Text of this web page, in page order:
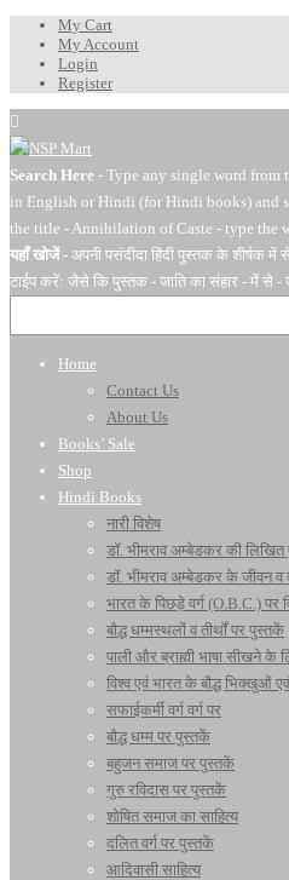
My Cart
My Account
Login
Register
Search Here - Type any single word from
in English or Hindi (for Hindi books) and
the title - Annihilation of Caste - type the
यहाँ खोजें- अपनी पसंदीदा हिंदी पुस्तक के शीर्षक में
टाईप करें: जैसे कि पुस्तक - जाति का संहार - में से -
Home
Contact Us
About Us
Books’ Sale
Shop
Hindi Books
नारी विशेष
डॉ. भीमराव अम्बेडकर की
डॉ. भीमराव अम्बेडकर के जीवन व
भारत के पिछड़े वर्ग (O.B.C.) पर
बौद्ध धम्मस्थलों व तीर्थों पर पुस्तकें
पाली और ब्राह्मी भाषा सीखने
विश्व एवं भारत के बौद्ध भिक्खुओं
सफाईकर्मी वर्ग वर्ग पर
बौद्ध धम्म पर पुस्तकें
बहुजन समाज पर पुस्तकें
गुरु रविदास पर पुस्तकें
शोषित समाज का साहित्य
दलित वर्ग पर पुस्तकें
आदिवासी साहित्य